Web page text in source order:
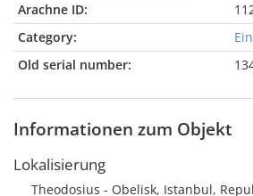
Arachne ID:
Category:
Old serial number:
Informationen zum Objekt
Lokalisierung
Theodosius - Obelisk, Istanbul,